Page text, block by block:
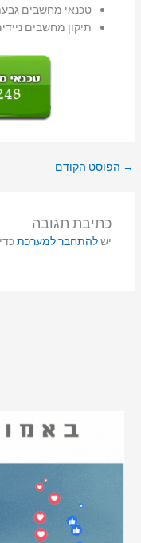
טכנאי מחשבים
תיקון מחשבים
→ הפוסט הקודם
כתיבת תגובה
ישלהתחבר למערכת